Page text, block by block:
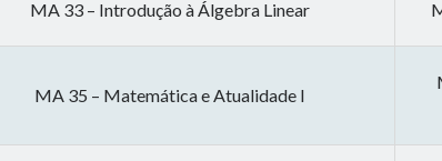
MA 33 – Introdução à Álgebra Linear
MA 35 – Matemática e Atualidade I